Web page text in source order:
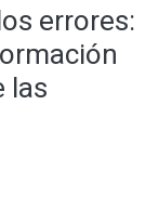
errores:
las